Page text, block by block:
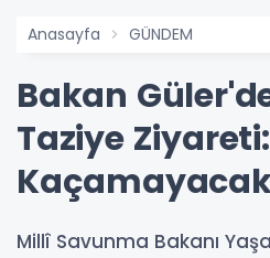
Anasayfa GÜNDEM
Bakan
Taziye
Millî Savunma Bakanı